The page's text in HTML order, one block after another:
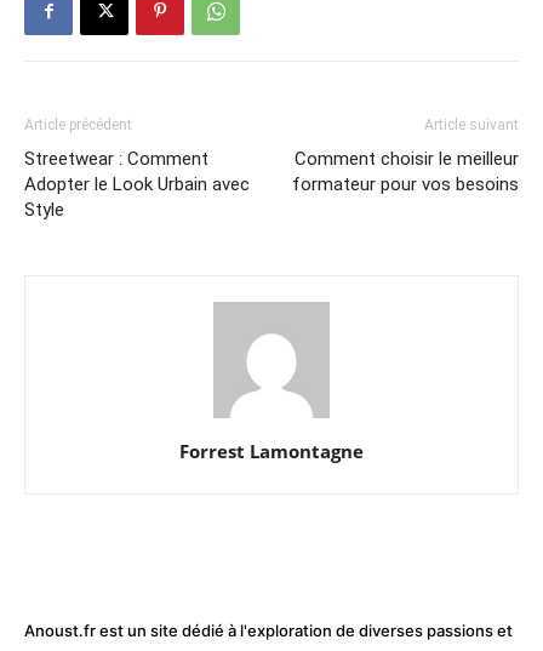
Article précédent
Streetwear : Comment
Adopter le Look Urbain avec
Style
Article suivant
Comment choisir le meilleur
formateur pour vos besoins
Forrest Lamontagne
Anoust.fr est un site dédié à l'exploration de diverses passions et